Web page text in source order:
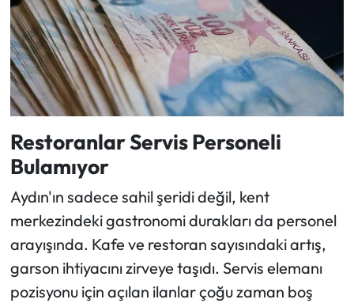
Restoranlar Servis Personeli
Bulamıyor
Aydın'ın sadece sahil şeridi değil, kent
merkezindeki gastronomi durakları da personel
arayışında. Kafe ve restoran sayısındaki artış,
garson ihtiyacını zirveye taşıdı. Servis elemanı
pozisyonu için açılan ilanlar çoğu zaman boş